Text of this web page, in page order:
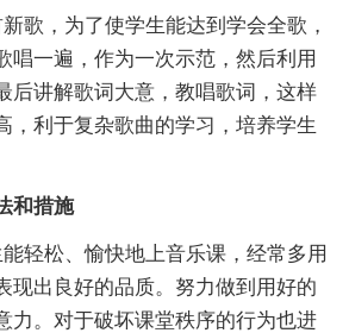
，为了使学生能达到学会全歌，
唱一遍，作为一次示范，然后利用
后讲解歌词大意，教唱歌词，这样
，利于复杂歌曲的学习，培养学生
措施
松、愉快地上音乐课，经常多用
现出良好的品质。努力做到用好的
力。对于破坏课堂秩序的行为也进